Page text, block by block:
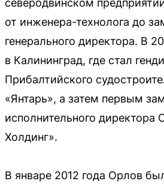
от инженера-технолога до
генерального директора. В
в Калининград, где стал
Прибалтийского
«Янтарь», а затем первым
исполнительного директора
Холдинг».
В январе 2012 года Орлов